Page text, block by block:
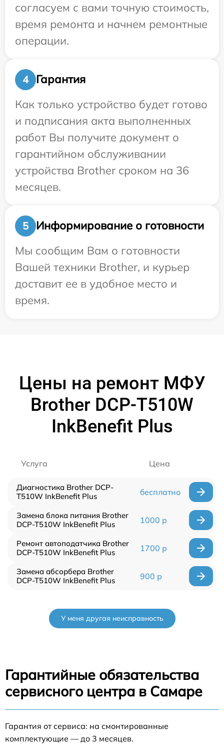
согласуем с вами точную стоимость,
время ремонта и начнем ремонтные
операции.
4
Гарантия
Как только устройство будет готово
и подписания акта выполненных
работ Вы получите документ о
гарантийном обслуживании
устройства Brother сроком на 36
месяцев.
5
Информирование о готовности
Мы сообщим Вам о готовности
Вашей техники Brother, и курьер
доставит ее в удобное место и
время.
Цены на ремонт МФУ
Brother DCP-T510W
InkBenefit Plus
Услуга Цена
Диагностика Brother DCP-
T510W InkBenefit Plus
бесплатно
Замена блока питания Brother
DCP-T510W InkBenefit Plus
1000 р
Ремонт автоподатчика Brother
DCP-T510W InkBenefit Plus
1700 р
Замена абсорбера Brother
DCP-T510W InkBenefit Plus
900 р
У меня другая неисправность
Гарантийные обязательства
сервисного центра в Самаре
Гарантия от сервиса: на смонтированные
комплектующие — до 3 месяцев.